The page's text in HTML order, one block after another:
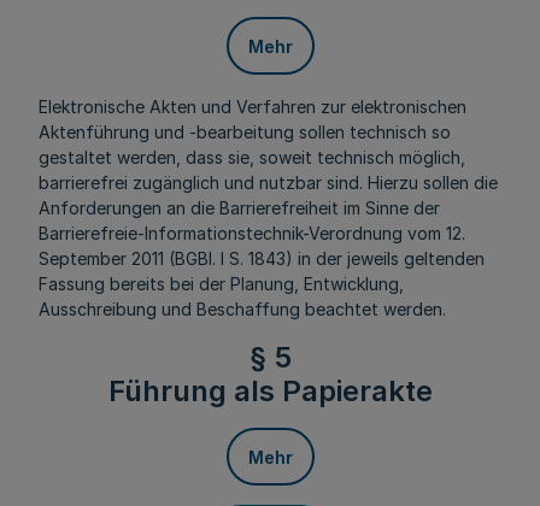
Mehr
Elektronische Akten und Verfahren zur elektronischen
Aktenführung und -bearbeitung sollen technisch so
gestaltet werden, dass sie, soweit technisch möglich,
barrierefrei zugänglich und nutzbar sind. Hierzu sollen die
Anforderungen an die Barrierefreiheit im Sinne der
Barrierefreie-Informationstechnik-Verordnung vom 12.
September 2011 (BGBl. I S. 1843) in der jeweils geltenden
Fassung bereits bei der Planung, Entwicklung,
Ausschreibung und Beschaffung beachtet werden.
§ 5
Führung als Papierakte
Mehr